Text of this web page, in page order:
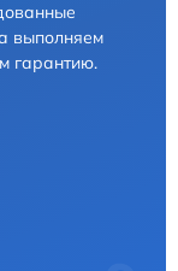
выполняем
гарантию.